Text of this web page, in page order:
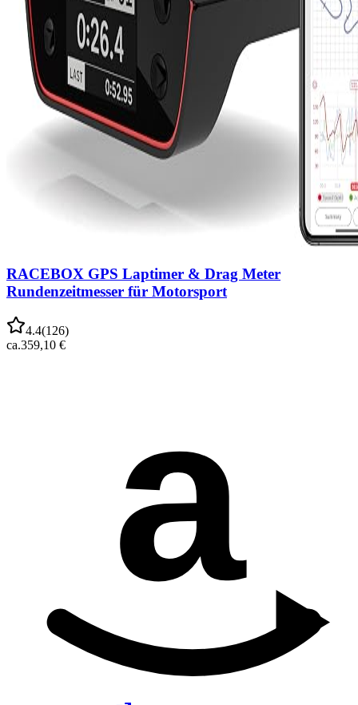
RACEBOX GPS Laptimer & Drag Meter
Rundenzeitmesser für Motorsport
4.4(126)
ca.359,10 €
a